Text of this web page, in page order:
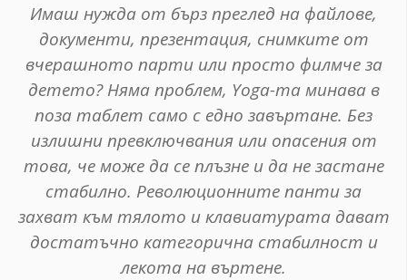
Имаш нужда от бърз преглед на файлове,
документи, презентация, снимките от
вчерашното парти или просто филмче за
детето? Няма проблем, Yoga-та минава в
поза таблет само с едно завъртане. Без
излишни превключвания или опасения от
това, че може да се плъзне и да не застане
стабилно. Революционните панти за
захват към тялото и клавиатурата дават
достатъчно категорична стабилност и
лекота на въртене.